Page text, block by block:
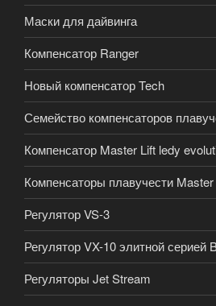
Маски для дайвинга
Компенсатор Ranger
Новый компенсатор Tech
Семейство компенсаторов
Компенсатор Master Lift ledy
Компенсаторы плавучести
Регулятор VS-3
Регулятор VX-10 элитной серией
Регуляторы Jet Stream